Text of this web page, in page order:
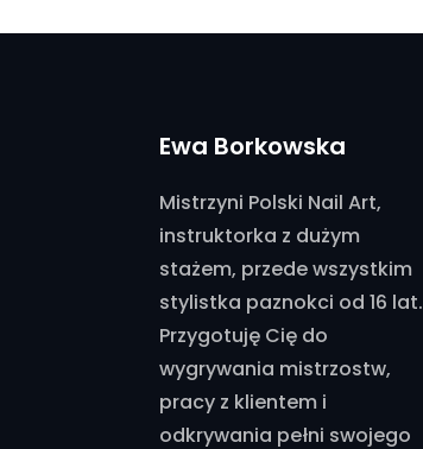
Ewa Borkowska
Mistrzyni Polski Nail Art,
instruktorka z dużym
stażem, przede wszystkim
stylistka paznokci od 16 lat.
Przygotuję Cię do
wygrywania mistrzostw,
pracy z klientem i
odkrywania pełni swojego